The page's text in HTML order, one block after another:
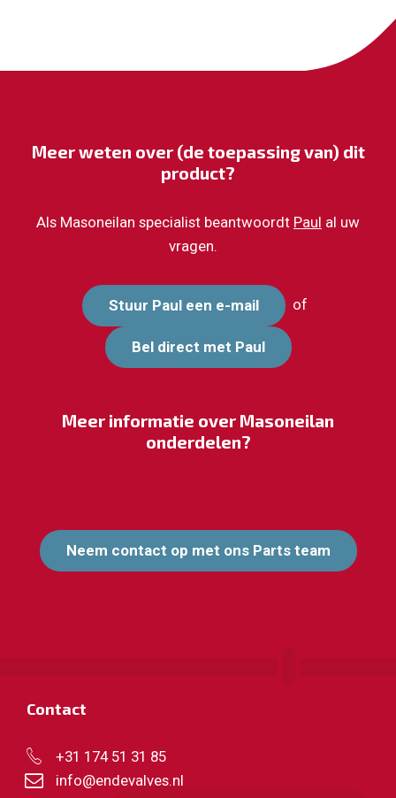
Meer weten over (de toepassing van) dit
product?
Als Masoneilan specialist beantwoordt Paul al uw
vragen.
Stuur Paul een e-mail of
Bel direct met Paul
Meer informatie over Masoneilan
onderdelen?
Neem contact op met ons Parts team
Contact
+31 174 51 31 85
info@endevalves.nl